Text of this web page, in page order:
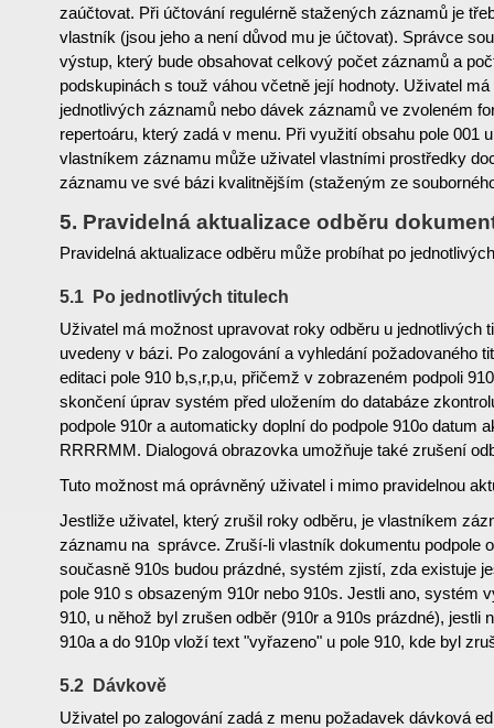
zaúčtovat. Při účtování regulérně stažených záznamů je
vlastník (jsou jeho a není důvod mu je účtovat). Správce
výstup, který bude obsahovat celkový počet záznamů a
podskupinách s touž váhou včetně její hodnoty. Uživatel
jednotlivých záznamů nebo dávek záznamů ve zvoleném
repertoáru, který zadá v menu. Při využití obsahu pole 001
vlastníkem záznamu může uživatel vlastními prostředky
záznamu ve své bázi kvalitnějším (staženým ze
5. Pravidelná aktualizace odběru
Pravidelná aktualizace odběru může probíhat po
5.1 Po jednotlivých titulech
Uživatel má možnost upravovat roky odběru u jednotlivých
uvedeny v bázi. Po zalogování a vyhledání požadovaného
editaci pole 910 b,s,r,p,u, přičemž v zobrazeném podpoli
skončení úprav systém před uložením do databáze
podpole 910r a automaticky doplní do podpole 910o datum
RRRRMM. Dialogová obrazovka umožňuje také zrušení
Tuto možnost má oprávněný uživatel i mimo pravidelnou
Jestliže uživatel, který zrušil roky odběru, je vlastníkem
záznamu na správce. Zruší-li vlastník dokumentu podpole
současně 910s budou prázdné, systém zjistí, zda existuje
pole 910 s obsazeným 910r nebo 910s. Jestli ano, systém
910, u něhož byl zrušen odběr (910r a 910s prázdné), jestli
910a a do 910p vloží text "vyřazeno" u pole 910, kde byl
5.2 Dávkově
Uživatel po zalogování zadá z menu požadavek dávková